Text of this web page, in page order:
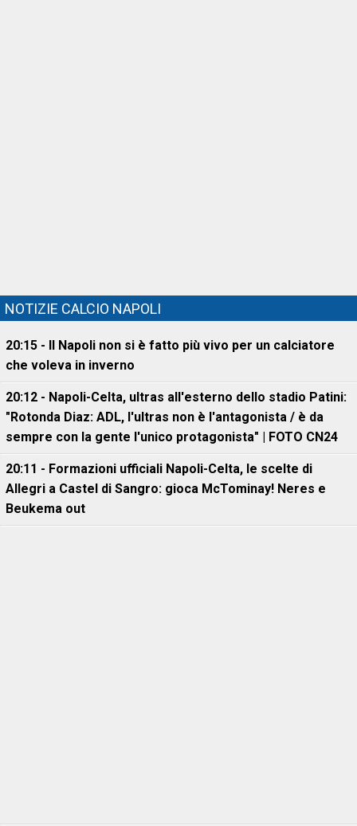
NOTIZIE CALCIO NAPOLI
20:15 - Il Napoli non si è fatto più vivo per un calciatore
che voleva in inverno
20:12 - Napoli-Celta, ultras all'esterno dello stadio Patini:
"Rotonda Diaz: ADL, l'ultras non è l'antagonista / è da
sempre con la gente l'unico protagonista" | FOTO CN24
20:11 - Formazioni ufficiali Napoli-Celta, le scelte di
Allegri a Castel di Sangro: gioca McTominay! Neres e
Beukema out